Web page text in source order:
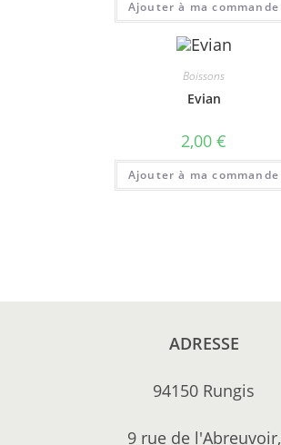
Ajouter à ma commande
Boissons
Evian
2,00 €
Ajouter à ma commande
ADRESSE
94150 Rungis
9 rue de l'Abreuvoir,